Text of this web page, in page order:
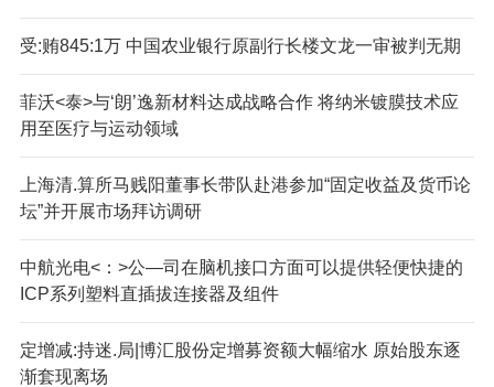
受:贿845:1万 中国农业银行原副行长楼文龙一审被判无期
菲沃<泰>与‘朗’逸新材料达成战略合作 将纳米镀膜技术应
用至医疗与运动领域
上海清.算所马贱阳董事长带队赴港参加“固定收益及货币论
坛”并开展市场拜访调研
中航光电<：>公—司在脑机接口方面可以提供轻便快捷的
ICP系列塑料直插拔连接器及组件
定增减:持迷.局|博汇股份定增募资额大幅缩水 原始股东逐
渐套现离场